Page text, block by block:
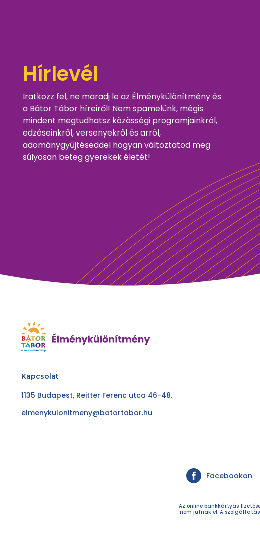
Hírlevél
Iratkozz fel, ne maradj le az Élménykülönítmény és
a Bátor Tábor híreiről! Nem spamelünk, mégis
mindent megtudhatsz közösségi programjainkról,
edzéseinkről, versenyekről és arról,
adománygyűjtéseddel hogyan változtatod meg
súlyosan beteg gyerekek életét!
Kapcsolat
1135 Budapest, Reitter Ferenc utca 46-48.
elmenykulonitmeny@batortabor.hu
Facebookon
Az online bankkártyás
nem jutnak el. A